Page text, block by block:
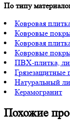
По типу
Ковровая
Ковровые
Ковровая
Ковровые
ПВХ-плитка,
Грязезащитные
Натуральный
Керамогранит
Похожие